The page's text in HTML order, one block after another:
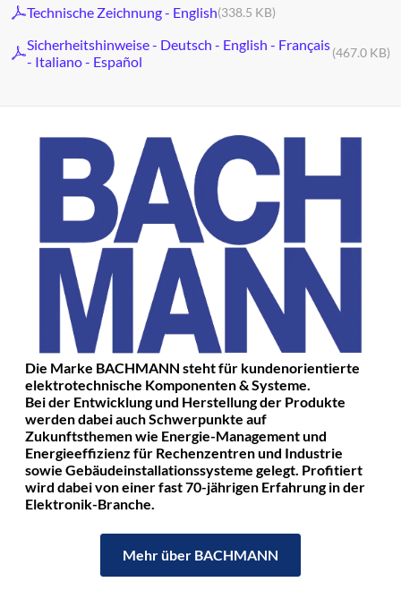
Technische Zeichnung - English(338.5 KB)
Sicherheitshinweise - Deutsch - English - Français
- Italiano - Español
(467.0 KB)
Die Marke BACHMANN steht für kundenorientierte
elektrotechnische Komponenten & Systeme.
Bei der Entwicklung und Herstellung der Produkte
werden dabei auch Schwerpunkte auf
Zukunftsthemen wie Energie-Management und
Energieeffizienz für Rechenzentren und Industrie
sowie Gebäudeinstallationssysteme gelegt. Profitiert
wird dabei von einer fast 70-jährigen Erfahrung in der
Elektronik-Branche.
Mehr über BACHMANN